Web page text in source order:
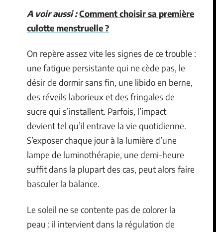
A voir aussi :Comment choisir sa première
culotte menstruelle ?
On repère assez vite les signes de ce trouble :
une fatigue persistante qui ne cède pas, le
désir de dormir sans fin, une libido en berne,
des réveils laborieux et des fringales de
sucre qui s’installent. Parfois, l’impact
devient tel qu’il entrave la vie quotidienne.
S’exposer chaque jour à la lumière d’une
lampe de luminothérapie, une demi-heure
suffit dans la plupart des cas, peut alors faire
basculer la balance.
Le soleil ne se contente pas de colorer la
peau : il intervient dans la régulation de